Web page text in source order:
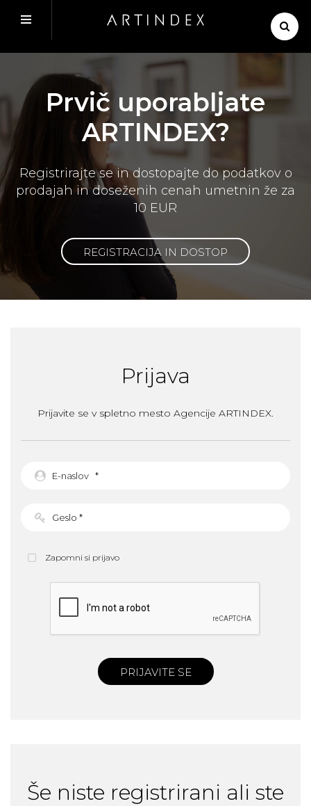
Prvič uporabljate
ARTINDEX?
Registrirajte se in dostopajte do podatkov o
prodajah in doseženih cenah umetnin že za
10 EUR
REGISTRACIJA IN DOSTOP
Prijava
Prijavite se v spletno mesto Agencije ARTINDEX.
Zapomni si prijavo
PRIJAVITE SE
Še niste registrirani ali ste